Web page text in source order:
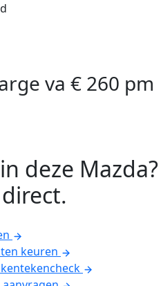
va € 260 pm
deze Mazda?
.
keuren